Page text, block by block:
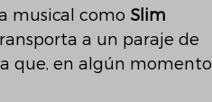
musical como Slim
a un paraje de
que, en algún momento